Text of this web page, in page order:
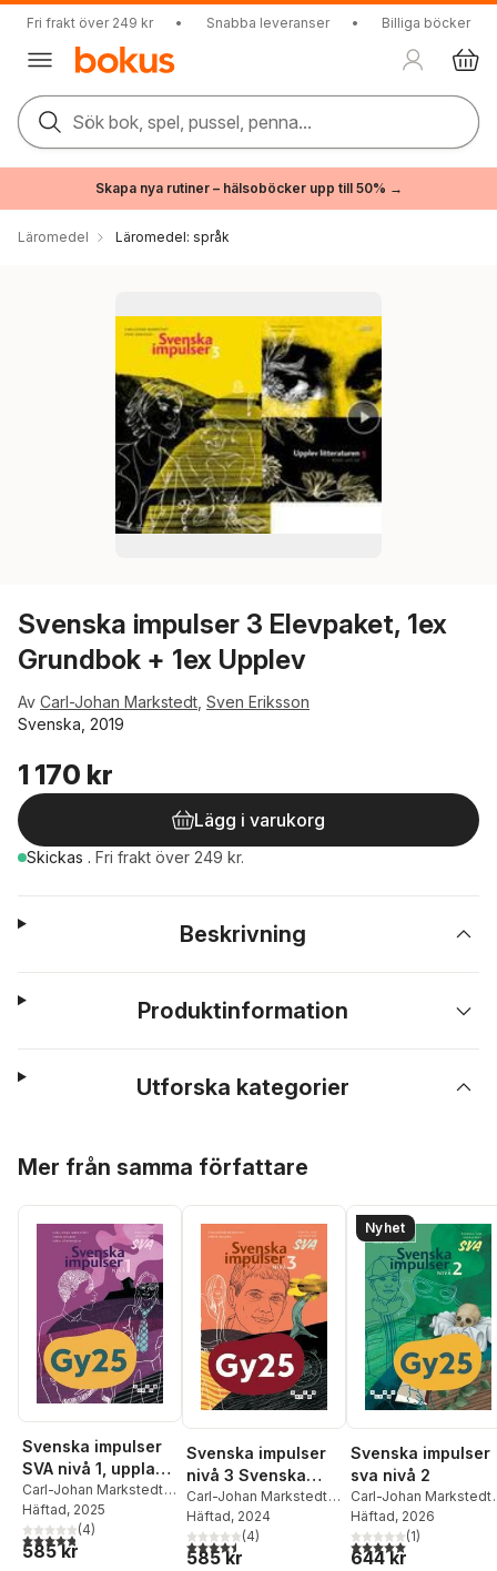
Fri frakt över 249 kr • Snabba leveranser • Billiga böcker
Sök bok, spel, pussel, penna...
Skapa nya rutiner – hälsoböcker upp till 50% →
Läromedel Läromedel: språk
Svenska impulser 3 Elevpaket, 1ex
Grundbok + 1ex Upplev
Av Carl-Johan Markstedt Sven Eriksson
Svenska, 2019
1 170 kr
Lägg i varukorg
Skickas . Fri frakt över 249 kr.
Beskrivning
Produktinformation
Utforska kategorier
Mer från samma författare
Svenska impulser
SVA nivå 1, upplaga
2
Carl-Johan Markstedt,
Sofia Löwenhielm
Simon Bogren
Häftad, 2025
4,8utav 5 stjärnor. Totalt antal röster:
(4)
585 kr
Svenska impulser
nivå 3 Svenska
som andraspråk,
upplaga 2
Carl-Johan Markstedt,
Simon Bogren
Häftad, 2024
4,5utav 5 stjärnor. Totalt antal röster:
(4)
585 kr
Nyhet
Svenska impulser
sva nivå 2
Carl-Johan Markstedt,
Simon Bogren
Löwenhielm
Häftad, 2026
5,0utav 5 stjärnor.
(1)
644 kr